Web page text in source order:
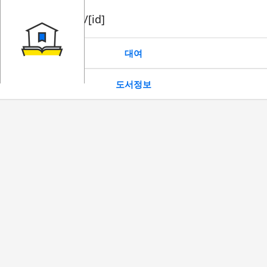
book/rent/[id]
대여
도서정보